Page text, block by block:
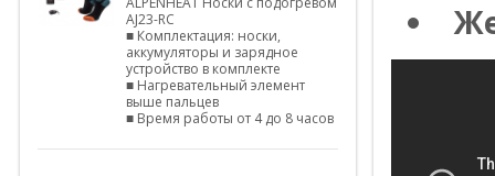
AJ23-RC
■ Комплектация: носки,
аккумуляторы и зарядное
устройство в комплекте
■ Нагревательный элемент
выше пальцев
■ Время работы от 4 до 8 часов